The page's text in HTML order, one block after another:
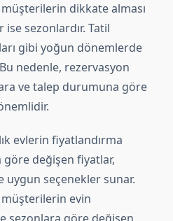
dikkate alması
sezonlardır. Tatil
gibi yoğun dönemlerde
nedenle, rezervasyon
ve talep durumuna göre
evlerin fiyatlandırma
göre değişen fiyatlar,
seçenekler sunar.
evin